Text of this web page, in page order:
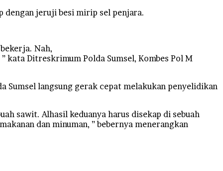
dengan jeruji besi mirip sel penjara.
Nah,
kata Ditreskrimum Polda Sumsel, Kombes Pol M
Sumsel langsung gerak cepat melakukan penyelidikan
sawit. Alhasil keduanya harus disekap di sebuah
dan minuman, ” bebernya menerangkan